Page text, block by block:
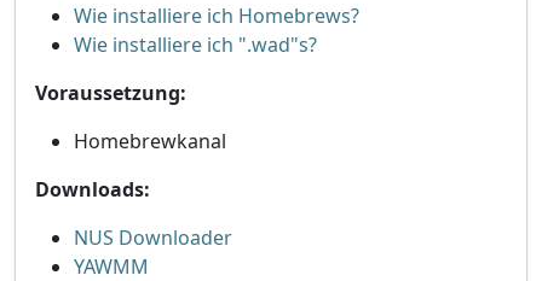
Wie installiere ich Homebrews?
Wie installiere ich ".wad"s?
Voraussetzung:
Homebrewkanal
Downloads:
NUS Downloader
YAWMM